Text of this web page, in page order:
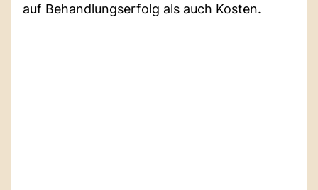
auf Behandlungserfolg als auch Kosten.